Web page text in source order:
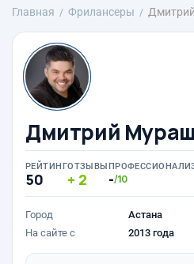
Главная Фрилансеры
Дмитрий
РЕЙТИНГ
50
ОТЗЫВЫ
2 -/10
Город
Астана
На сайте с
2013 года